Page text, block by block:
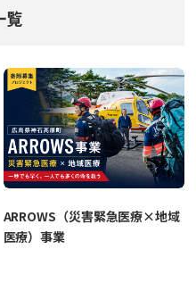
覧
ARROWS（災害緊急医療×地域
医療）事業